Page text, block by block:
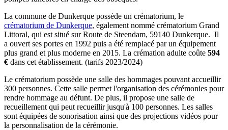
La commune de Dunkerque possède un crématorium, le
crématorium de Dunkerque, également nommé crématorium Grand
Littoral, qui est situé sur Route de Steendam, 59140 Dunkerque. Il
a ouvert ses portes en 1992 puis a été remplacé par un équipement
plus grand et plus moderne en 2015. La crémation adulte coûte 594
€ dans cet établissement. (tarifs 2023/2024)
Le crématorium possède une salle des hommages pouvant accueillir
300 personnes. Cette salle permet l'organisation des cérémonies pour
rendre hommage au défunt. De plus, il propose une salle de
recueillement qui peut recueillir jusqu'à 100 personnes. Les salles
sont équipées de sonorisation ainsi que des projections vidéos pour
la personnalisation de la cérémonie.